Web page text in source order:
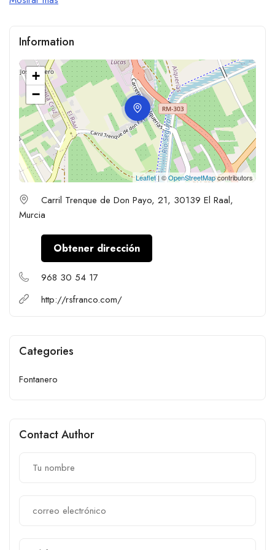
Information
+
−
Leaflet| ©OpenStreetMapcontributors
Carril Trenque de Don Payo, 21, 30139 El Raal,
Murcia
Obtener dirección
968 30 54 17
http://rsfranco.com/
Categories
Fontanero
Contact Author